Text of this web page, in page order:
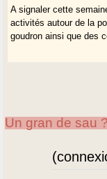
A signaler cette
activités autour de la
goudron ainsi que des
Un gran de sau ?